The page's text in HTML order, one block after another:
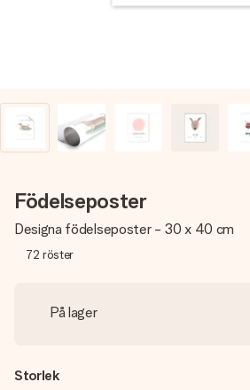
Födelseposter
Designa födelseposter - 30 x 40 cm
72 röster
På lager
Storlek